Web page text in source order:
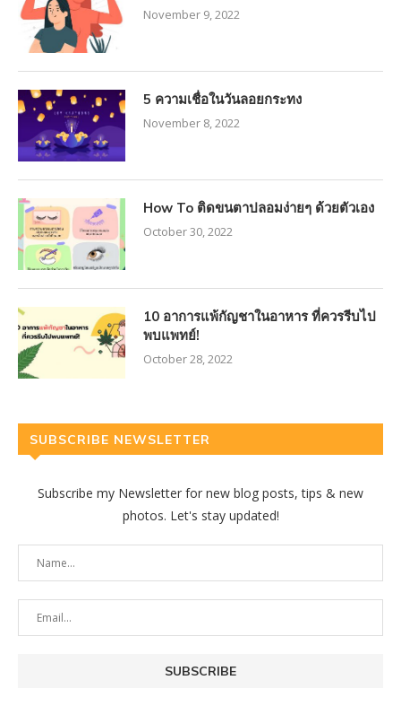
November 9, 2022
5 ความเชื่อในวันลอยกระทง
November 8, 2022
How To ติดขนตาปลอมง่ายๆ ด้วยตัวเอง
October 30, 2022
10 อาการแพ้กัญชาในอาหาร ที่ควรรีบไป
พบแพทย์!
October 28, 2022
SUBSCRIBE NEWSLETTER
Subscribe my Newsletter for new blog posts, tips & new
photos. Let's stay updated!